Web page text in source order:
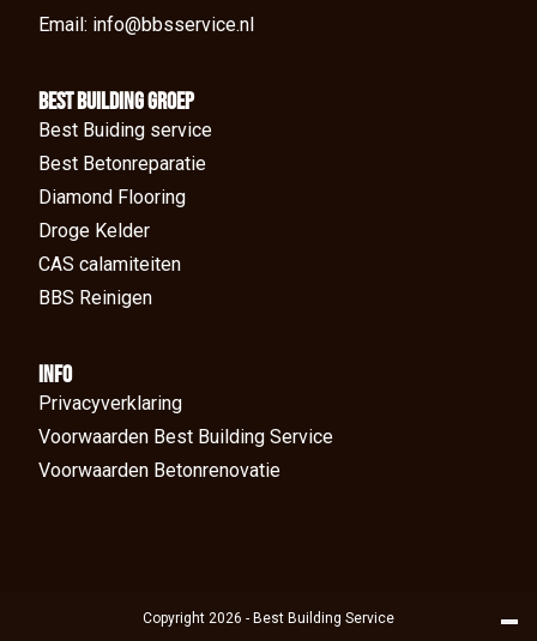
Email: info@bbsservice.nl
BEst Building groep
Best Buiding service
Best Betonreparatie
Diamond Flooring
Droge Kelder
CAS calamiteiten
BBS Reinigen
Info
Privacyverklaring
Voorwaarden Best Building Service
Voorwaarden Betonrenovatie
Copyright 2026 - Best Building Service